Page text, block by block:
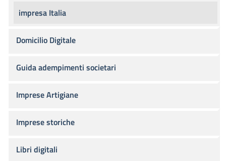
impresa Italia
Domicilio Digitale
Guida adempimenti societari
Imprese Artigiane
Imprese storiche
Libri digitali